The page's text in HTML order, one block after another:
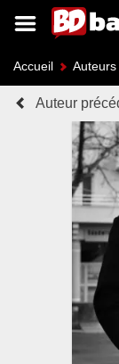
Accueil Auteurs
Auteur